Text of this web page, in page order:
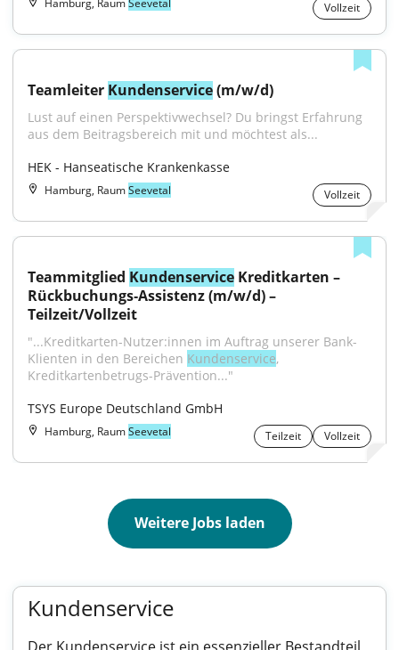
Hamburg, RaumSeevetal Vollzeit
Teamleiter Kundenservice (m/w/d)
Lust auf einen Perspektivwechsel? Du bringst Erfahrung
aus dem Beitragsbereich mit und möchtest als...
HEK - Hanseatische Krankenkasse
Hamburg, RaumSeevetal Vollzeit
Teammitglied Kundenservice Kreditkarten –
Rückbuchungs‑Assistenz (m/w/d) –
Teilzeit/Vollzeit
"...Kreditkarten-Nutzer:innen im Auftrag unserer Bank-
Klienten in den Bereichen Kundenservice,
Kreditkartenbetrugs-Prävention..."
TSYS Europe Deutschland GmbH
Hamburg, RaumSeevetal Teilzeit Vollzeit
Weitere Jobs laden
Kundenservice